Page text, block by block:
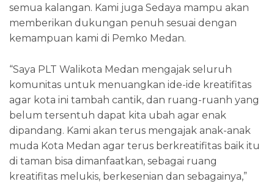
semua kalangan. Kami juga Sedaya mampu akan
memberikan dukungan penuh sesuai dengan
kemampuan kami di Pemko Medan.
“Saya PLT Walikota Medan mengajak seluruh
komunitas untuk menuangkan ide-ide kreatifitas
agar kota ini tambah cantik, dan ruang-ruanh yang
belum tersentuh dapat kita ubah agar enak
dipandang. Kami akan terus mengajak anak-anak
muda Kota Medan agar terus berkreatifitas baik itu
di taman bisa dimanfaatkan, sebagai ruang
kreatifitas melukis, berkesenian dan sebagainya,”